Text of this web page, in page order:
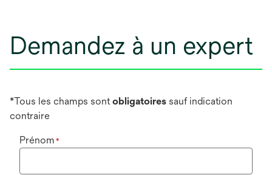
Demandez à un expert
*Tous les champs sontobligatoires sauf indication
contraire
Prénom *